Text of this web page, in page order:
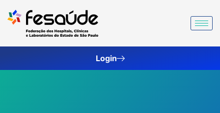
para
Login